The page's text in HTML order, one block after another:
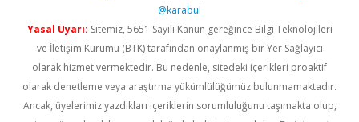
@karabul
Yasal Uyarı: Sitemiz, 5651 Sayılı Kanun gereğince Bilgi Teknolojileri
ve İletişim Kurumu (BTK) tarafından onaylanmış bir Yer Sağlayıcı
olarak hizmet vermektedir. Bu nedenle, sitedeki içerikleri proaktif
olarak denetleme veya araştırma yükümlülüğümüz bulunmamaktadır.
Ancak, üyelerimiz yazdıkları içeriklerin sorumluluğunu taşımakta olup,